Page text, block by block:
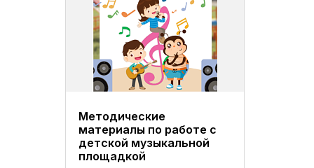
Методические
материалы по работе с
детской музыкальной
площадкой